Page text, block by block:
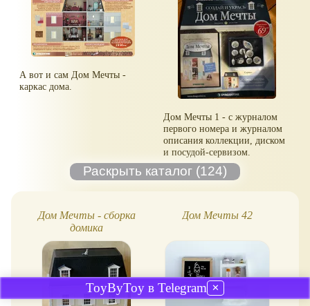
А вот и сам Дом Мечты -
каркас дома.
Дом Мечты 1 - с журналом
первого номера и журналом
описания коллекции, диском
и посудой-сервизом.
Дом Мечты - сборка
домика
Дом Мечты 42
ToyByToy в Telegram ✕